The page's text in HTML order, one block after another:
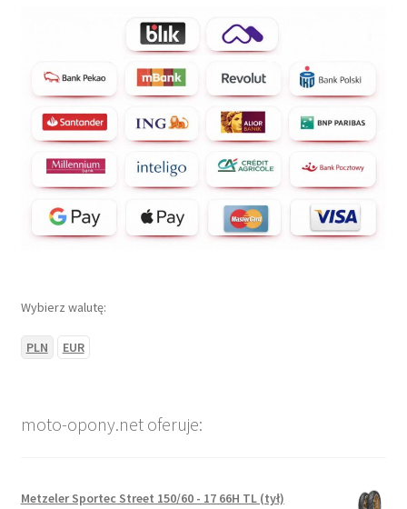
Wybierz walutę:
PLN EUR
moto-opony.net oferuje:
Metzeler Sportec Street 150/60 - 17 66H TL (tył)